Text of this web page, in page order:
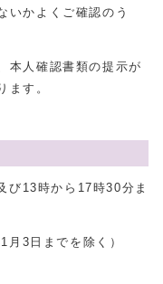
いかよくご確認のう
本人確認書類の提示が
ます。
び13時から17時30分ま
月3日までを除く）